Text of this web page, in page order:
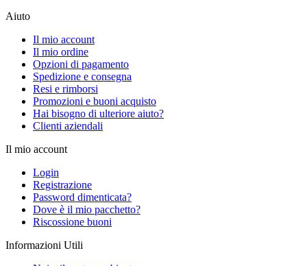
Aiuto
Il mio account
Il mio ordine
Opzioni di pagamento
Spedizione e consegna
Resi e rimborsi
Promozioni e buoni acquisto
Hai bisogno di ulteriore aiuto?
Clienti aziendali
Il mio account
Login
Registrazione
Password dimenticata?
Dove è il mio pacchetto?
Riscossione buoni
Informazioni Utili